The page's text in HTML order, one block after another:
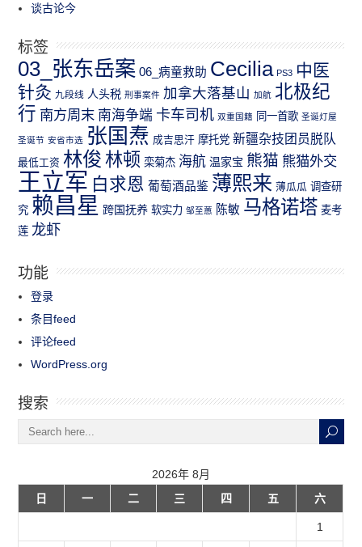
谈古论今
标签
03_张东岳案 06_病童救助 Cecilia PS3 中医
针灸 九段线 人头税 刑事案件 加拿大落基山 加航 北极纪
行 南方周末 南海争端 卡车司机 双重国籍 同一首歌 圣诞灯屋
圣诞节 安省市选 张国焘 成吉思汗 摩托党 新疆杂技团员脱队
最低工资 林俊 林顿 栾菊杰 海航 温家宝 熊猫 熊猫外交
王立军 白求恩 葡萄酒品鉴 薄熙来 薄瓜瓜 调查研
究 赖昌星 跨国抚养 软实力 邹至蕙 陈敏 马格诺塔 麦考
莲 龙虾
功能
登录
条目feed
评论feed
WordPress.org
搜索
2026年 8月
日
一 二 三 四 五 六
1